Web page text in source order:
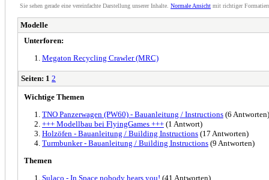
Sie sehen gerade eine vereinfachte Darstellung unserer Inhalte. Normale Ansicht mit richtiger
Modelle
Unterforen:
Megaton Recycling Crawler (MRC)
Seiten: 1 2
Wichtige Themen
TNO Panzerwagen (PW60) - Bauanleitung / Instructions (6 Antworten)
+++ Modellbau bei FlyingGames +++ (1 Antwort)
Holzöfen - Bauanleitung / Building Instructions (17 Antworten)
Turmbunker - Bauanleitung / Building Instructions (9 Antworten)
Themen
Sulaco - In Space nobody hears you! (41 Antworten)